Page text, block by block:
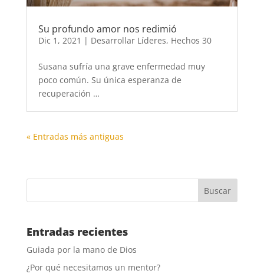
Su profundo amor nos redimió
Dic 1, 2021 | Desarrollar Líderes, Hechos 30
Susana sufría una grave enfermedad muy
poco común. Su única esperanza de
recuperación …
« Entradas más antiguas
Entradas recientes
Guiada por la mano de Dios
¿Por qué necesitamos un mentor?